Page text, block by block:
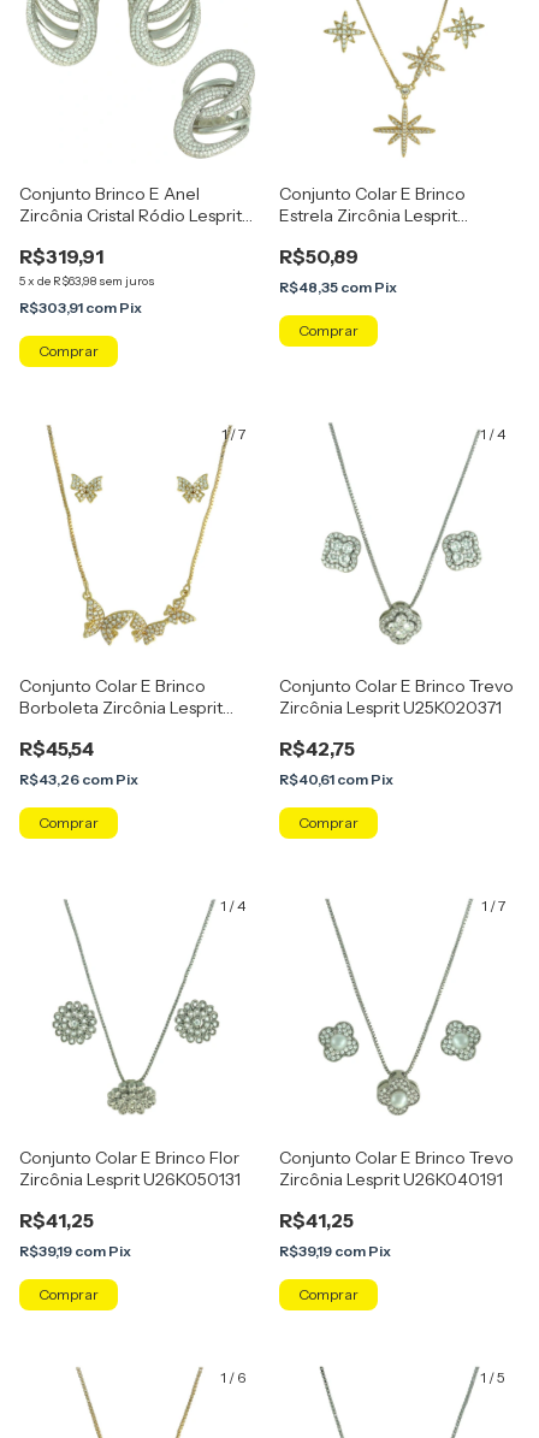
Conjunto Brinco E Anel
Zircônia Cristal Ródio Lesprit
R$319,91
5x de R$63,98 sem juros
R$303,91 com Pix
Comprar
Conjunto Colar E Brinco
Estrela Zircônia Lesprit
R$50,89
R$48,35 com Pix
Comprar
1/7
Conjunto Colar E Brinco
Borboleta Zircônia Lesprit
R$45,54
R$43,26 com Pix
Comprar
1 /4
Conjunto Colar E Brinco Trevo
Zircônia Lesprit U25K020371
R$42,75
R$40,61 com Pix
1 /4
Conjunto Colar E Brinco Flor
Zircônia Lesprit U26K050131
R$41,25
R$39,19 com Pix
1 /7
Conjunto Colar E Brinco Trevo
Zircônia Lesprit U26K040191
R$41,25
R$39,19 com Pix
Comprar
1 / 6 1 /5